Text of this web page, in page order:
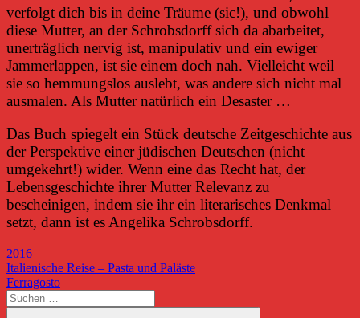
verfolgt dich bis in deine Träume (sic!), und obwohl
diese Mutter, an der Schrobsdorff sich da abarbeitet,
unerträglich nervig ist, manipulativ und ein ewiger
Jammerlappen, ist sie einem doch nah. Vielleicht weil
sie so hemmungslos auslebt, was andere sich nicht mal
ausmalen. Als Mutter natürlich ein Desaster …
Das Buch spiegelt ein Stück deutsche Zeitgeschichte aus
der Perspektive einer jüdischen Deutschen (nicht
umgekehrt!) wider. Wenn eine das Recht hat, der
Lebensgeschichte ihrer Mutter Relevanz zu
bescheinigen, indem sie ihr ein literarisches Denkmal
setzt, dann ist es Angelika Schrobsdorff.
2016
Beitragsnavigation
Vorheriger
Beitrag:
Italienische Reise – Pasta und Paläste
Nächster
Beitrag:
Ferragosto
Suchen
nach: